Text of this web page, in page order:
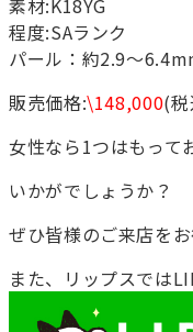
素材:K18YG
程度:SAランク
パール：約2.9～
販売価格:\148,000(税
女性なら1つはもって
いかがでしょうか？
ぜひ皆様のご来店を
また、リップスでは